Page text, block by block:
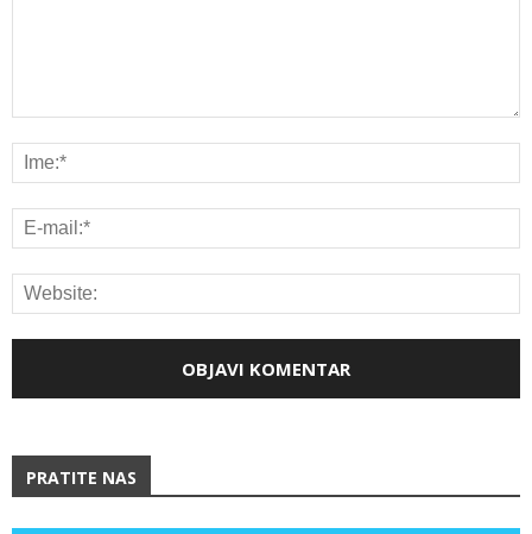
PRATITE NAS